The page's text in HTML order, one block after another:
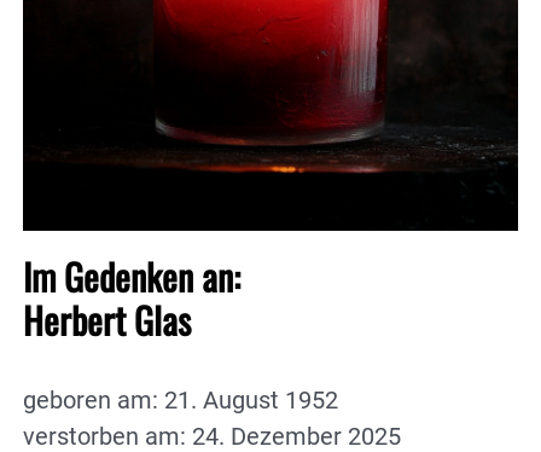
Im Gedenken an:
Herbert Glas
geboren am: 21. August 1952
verstorben am: 24. Dezember 2025